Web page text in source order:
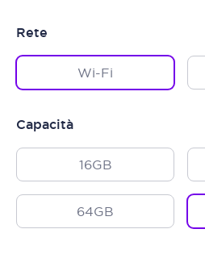
Rete
Wi-Fi
Capacità
16GB
64GB